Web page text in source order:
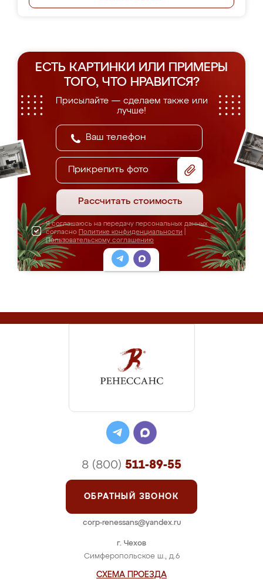
ЕСТЬ КАРТИНКИ ИЛИ ПРИМЕРЫ
ТОГО, ЧТО НРАВИТСЯ?
Присылайте — сделаем также или
лучше!
Прикрепить фото
Рассчитать стоимость
Я соглашаюсь на передачу персональных данных
согласно Политике конфиденциальности
Пользовательскому соглашению
г. Чехов
Симферопольское ш., д.6
СХЕМА ПРОЕЗДА
8 (800) 511-89-55
ОБРАТНЫЙ ЗВОНОК
corp-renessans@yandex.ru